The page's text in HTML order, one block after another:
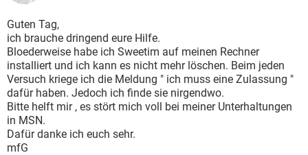
FACEBOOK
WHATSAPP
FACEBOOK
ANDROID
WINDOWS 10
WHATSAPP TIKTOK
FACEBOOK HARDWARE
SPIELE
ANDROID
WINDOWS 10 INSTAGRAM
WHATSAPP TIKTOK
FACEBOOK HARDWARE
Guten Tag,
ich brauche dringend eure Hilfe.
Bloederweise habe ich Sweetim auf meinen Rechner
installiert und ich kann es nicht mehr löschen. Beim jeden
Versuch kriege ich die Meldung " ich muss eine Zulassung "
dafür haben. Jedoch ich finde sie nirgendwo.
Bitte helft mir , es stört mich voll bei meiner Unterhaltungen
in MSN.
Dafür danke ich euch sehr.
mfG